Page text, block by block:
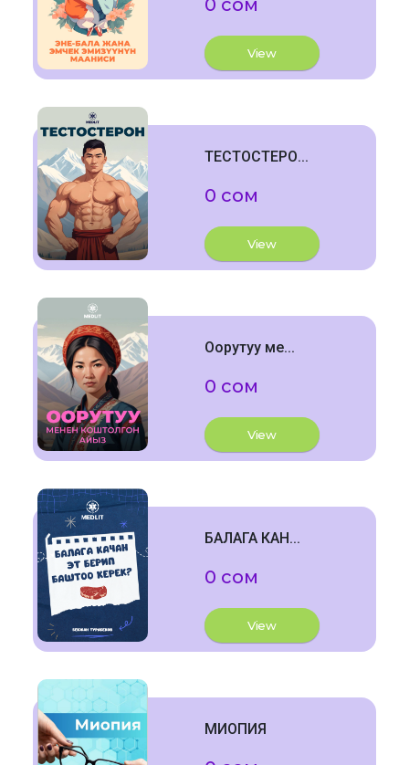
0 сом
View
ТЕСТОСТЕРО...
0 сом
View
Оорутуу ме...
0 сом
View
БАЛАГА КАН...
0 сом
View
МИОПИЯ